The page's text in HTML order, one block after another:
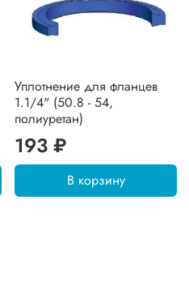
Уплотнение для фланцев
1.1/4" (50.8 - 54,
полиуретан)
193 ₽
В корзину